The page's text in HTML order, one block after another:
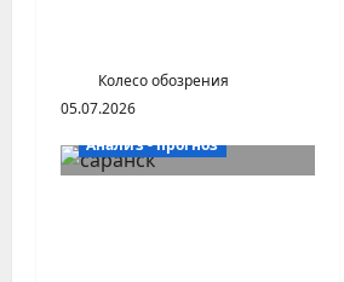
Колесо обозрения
05.07.2026
Анализ - прогноз